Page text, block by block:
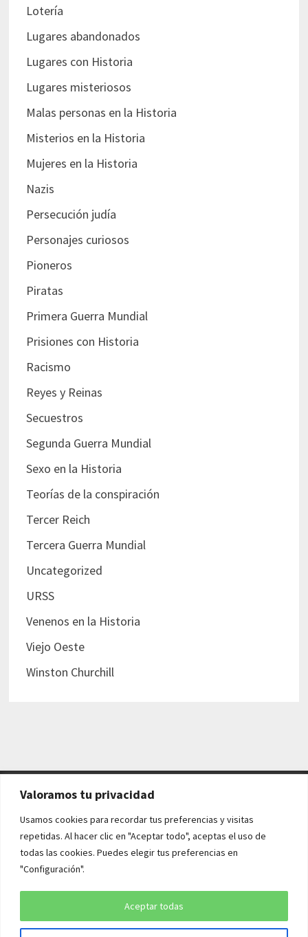
Valoramos tu privacidad
Usamos cookies para recordar tus preferencias y visitas
repetidas. Al hacer clic en "Aceptar todo", aceptas el uso de
todas las cookies. Puedes elegir tus preferencias en
"Configuración".
Aceptar todas
Lotería
Lugares abandonados
Lugares con Historia
Lugares misteriosos
Malas personas en la Historia
Misterios en la Historia
Mujeres en la Historia
Nazis
Persecución judía
Personajes curiosos
Pioneros
Piratas
Primera Guerra Mundial
Prisiones con Historia
Racismo
Reyes y Reinas
Secuestros
Segunda Guerra Mundial
Sexo en la Historia
Teorías de la conspiración
Tercer Reich
Tercera Guerra Mundial
Uncategorized
URSS
Venenos en la Historia
Viejo Oeste
Winston Churchill
AVISO LEGAL Y POLÍTICAS
Aviso legal
Política de cookies